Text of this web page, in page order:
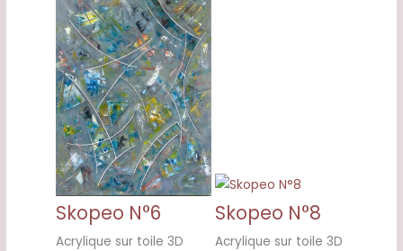
Skopeo N°6
Acrylique sur toile 3D
Skopeo N°8
Acrylique sur toile 3D